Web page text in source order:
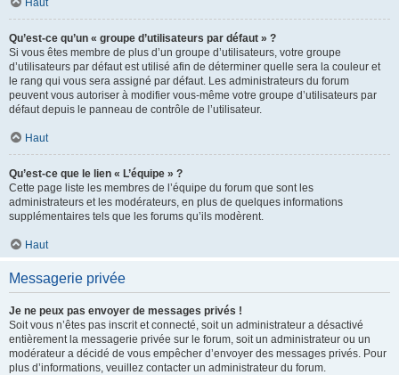
Haut
Qu’est-ce qu’un « groupe d’utilisateurs par défaut » ?
Si vous êtes membre de plus d’un groupe d’utilisateurs, votre groupe
d’utilisateurs par défaut est utilisé afin de déterminer quelle sera la couleur et
le rang qui vous sera assigné par défaut. Les administrateurs du forum
peuvent vous autoriser à modifier vous-même votre groupe d’utilisateurs par
défaut depuis le panneau de contrôle de l’utilisateur.
Haut
Qu’est-ce que le lien « L’équipe » ?
Cette page liste les membres de l’équipe du forum que sont les
administrateurs et les modérateurs, en plus de quelques informations
supplémentaires tels que les forums qu’ils modèrent.
Haut
Messagerie privée
Je ne peux pas envoyer de messages privés !
Soit vous n’êtes pas inscrit et connecté, soit un administrateur a désactivé
entièrement la messagerie privée sur le forum, soit un administrateur ou un
modérateur a décidé de vous empêcher d’envoyer des messages privés. Pour
plus d’informations, veuillez contacter un administrateur du forum.